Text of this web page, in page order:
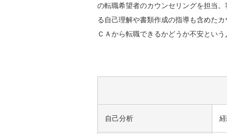
の転職希望者のカウンセリングを担当
る自己理解や書類作成の指導も含めた
ＣＡから転職できるかどうか不安とい
自己分析